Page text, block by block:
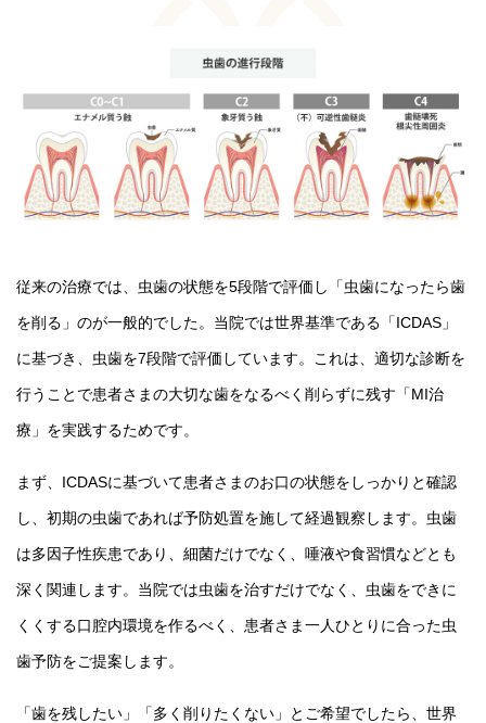
従来の治療では、虫歯の状態を5段階で評価し「虫歯になったら歯
を削る」のが一般的でした。当院では世界基準である「ICDAS」
に基づき、虫歯を7段階で評価しています。これは、適切な診断を
行うことで患者さまの大切な歯をなるべく削らずに残す「MI治
療」を実践するためです。
まず、ICDASに基づいて患者さまのお口の状態をしっかりと確認
し、初期の虫歯であれば予防処置を施して経過観察します。虫歯
は多因子性疾患であり、細菌だけでなく、唾液や食習慣などとも
深く関連します。当院では虫歯を治すだけでなく、虫歯をできに
くくする口腔内環境を作るべく、患者さま一人ひとりに合った虫
歯予防をご提案します。
「歯を残したい」「多く削りたくない」とご希望でしたら、世界